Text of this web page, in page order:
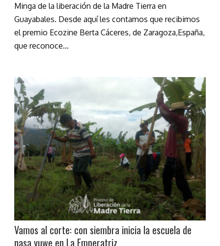
Minga de la liberación de la Madre Tierra en
Guayabales. Desde aquí les contamos que recibimos
el premio Ecozine Berta Cáceres, de Zaragoza,España,
que reconoce...
Vamos al corte: con siembra inicia la escuela de
nasa yuwe en La Emperatriz